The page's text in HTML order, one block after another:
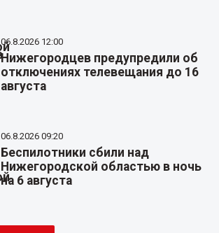
06.8.2026 12:00
Нижегородцев предупредили об
отключениях телевещания до 16
августа
06.8.2026 09:20
Беспилотники сбили над
Нижегородской областью в ночь
на 6 августа